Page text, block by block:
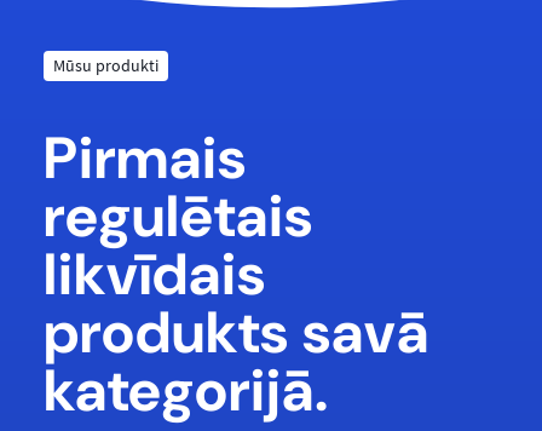
Mūsu produkti
Pirmais
regulētais
likvīdais
produkts savā
kategorijā.